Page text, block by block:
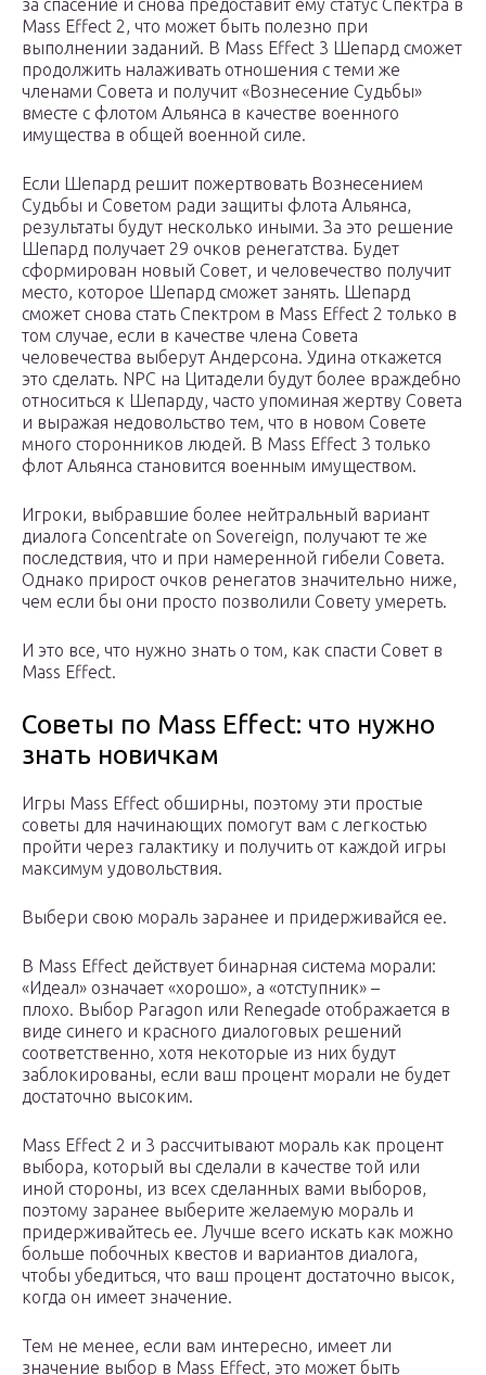
за спасение и снова предоставит ему статус Спектра в
Mass Effect 2, что может быть полезно при
выполнении заданий. В Mass Effect 3 Шепард сможет
продолжить налаживать отношения с теми же
членами Совета и получит «Вознесение Судьбы»
вместе с флотом Альянса в качестве военного
имущества в общей военной силе.
Если Шепард решит пожертвовать Вознесением
Судьбы и Советом ради защиты флота Альянса,
результаты будут несколько иными. За это решение
Шепард получает 29 очков ренегатства. Будет
сформирован новый Совет, и человечество получит
место, которое Шепард сможет занять. Шепард
сможет снова стать Спектром в Mass Effect 2 только в
том случае, если в качестве члена Совета
человечества выберут Андерсона. Удина откажется
это сделать. NPC на Цитадели будут более враждебно
относиться к Шепарду, часто упоминая жертву Совета
и выражая недовольство тем, что в новом Совете
много сторонников людей. В Mass Effect 3 только
флот Альянса становится военным имуществом.
Игроки, выбравшие более нейтральный вариант
диалога Concentrate on Sovereign, получают те же
последствия, что и при намеренной гибели Совета.
Однако прирост очков ренегатов значительно ниже,
чем если бы они просто позволили Совету умереть.
И это все, что нужно знать о том, как спасти Совет в
Mass Effect.
Советы по Mass Effect: что нужно
знать новичкам
Игры Mass Effect обширны, поэтому эти простые
советы для начинающих помогут вам с легкостью
пройти через галактику и получить от каждой игры
максимум удовольствия.
Выбери свою мораль заранее и придерживайся ее.
В Mass Effect действует бинарная система морали:
«Идеал» означает «хорошо», а «отступник» –
плохо. Выбор Paragon или Renegade отображается в
виде синего и красного диалоговых решений
соответственно, хотя некоторые из них будут
заблокированы, если ваш процент морали не будет
достаточно высоким.
Mass Effect 2 и 3 рассчитывают мораль как процент
выбора, который вы сделали в качестве той или
иной стороны, из всех сделанных вами выборов,
поэтому заранее выберите желаемую мораль и
придерживайтесь ее. Лучше всего искать как можно
больше побочных квестов и вариантов диалога,
чтобы убедиться, что ваш процент достаточно высок,
когда он имеет значение.
Тем не менее, если вам интересно, имеет ли
значение выбор в Mass Effect, это может быть